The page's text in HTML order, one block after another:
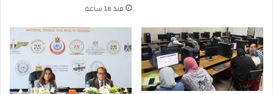
منذ 18 ساعة